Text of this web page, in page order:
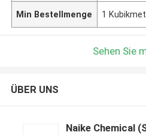
Min Bestellmenge 1
Sehen Sie
ÜBER UNS
Naike Chemical